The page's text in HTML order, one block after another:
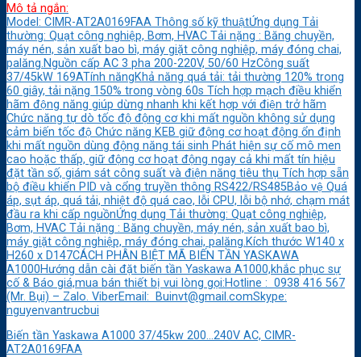
Mô tả ngắn:
Model: CIMR-AT2A0169FAA Thông số kỹ thuậtỨng dụng Tải
thường: Quạt công nghiệp, Bơm, HVAC Tải nặng : Băng chuyền,
máy nén, sản xuất bao bì, máy giặt công nghiệp, máy đóng chai,
palăng.Nguồn cấp AC 3 pha 200-220V, 50/60 HzCông suất
37/45kW 169ATính năngKhả năng quá tải: tải thường 120% trong
60 giây, tải nặng 150% trong vòng 60s Tích hợp mạch điều khiển
hãm động năng giúp dừng nhanh khi kết hợp với điện trở hãm
Chức năng tự dò tốc độ động cơ khi mất nguồn không sử dụng
cảm biến tốc độ Chức năng KEB giữ động cơ hoạt động ổn định
khi mất nguồn dùng động năng tái sinh Phát hiện sự cố mô men
cao hoặc thấp, giữ động cơ hoạt động ngay cả khi mất tín hiệu
đặt tần số, giám sát công suất và điện năng tiêu thụ Tích hợp sẵn
bộ điều khiển PID và cổng truyền thông RS422/RS485Bảo vệ Quá
áp, sụt áp, quá tải, nhiệt độ quá cao, lỗi CPU, lỗi bộ nhớ, chạm mát
đầu ra khi cấp nguồnỨng dụng Tải thường: Quạt công nghiệp,
Bơm, HVAC Tải nặng : Băng chuyền, máy nén, sản xuất bao bì,
máy giặt công nghiệp, máy đóng chai, palăng.Kích thước W140 x
H260 x D147CÁCH PHÂN BIỆT MÃ BIẾN TẦN YASKAWA
A1000Hướng dẫn cài đặt biến tần Yaskawa A1000,khắc phục sự
cố & Báo giá,mua bán thiết bị vui lòng gọi:Hotline : 0938 416 567
(Mr. Bụi) – Zalo. ViberEmail: Buinvt@gmail.comSkype:
nguyenvantrucbui
Biến tần Yaskawa A1000 37/45kw 200…240V AC, CIMR-
AT2A0169FAA